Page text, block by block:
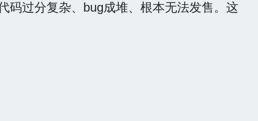
码过分复杂、bug成堆、根本无法发售。这